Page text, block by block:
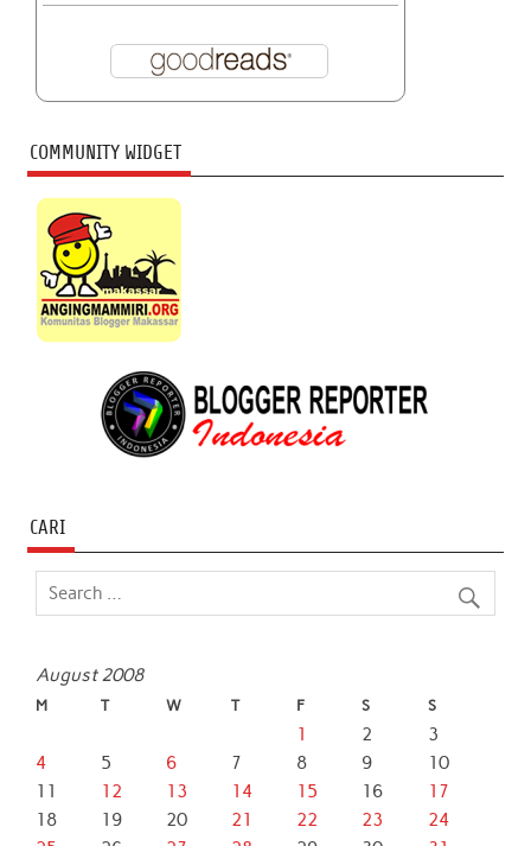
COMMUNITY WIDGET
CARI
August 2008
M T W T F S S
1 2
3
4
5 6 7 8 9
10
11
12 13 14 15 16
17
18
19 20 21 22 23
24